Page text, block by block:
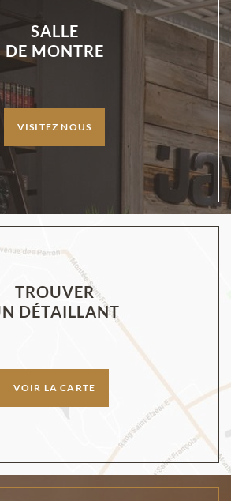
SALLE
DE MONTRE
VISITEZ NOUS
TROUVER
DÉTAILLANT
VOIR LA CARTE